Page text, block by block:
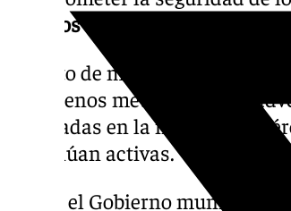
trabajos en alcantarillado,
El resto de medidas
fenómenos meteorológicos
adoptadas en la noche del
continúan activas.
Desde el Gobierno municipal